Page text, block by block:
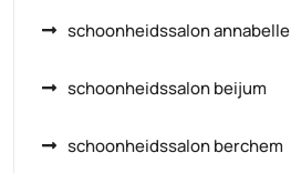
schoonheidssalon annabelle
schoonheidssalon beijum
schoonheidssalon berchem